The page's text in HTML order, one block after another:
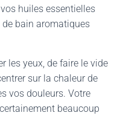
huiles essentielles
de bain aromatiques
les yeux, de faire le vide
sur la chaleur de
vos douleurs. Votre
beaucoup